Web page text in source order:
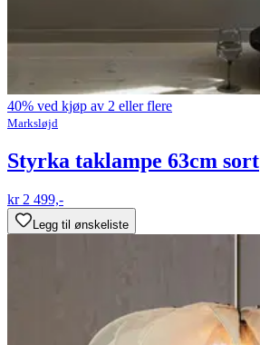
40% ved kjøp av 2 eller flere
Marksløjd
Styrka taklampe 63cm sort
kr 2 499,-
Legg til ønskeliste